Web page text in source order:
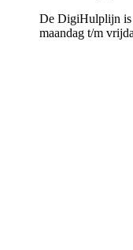
De DigiHulplijn is
maandag t/m